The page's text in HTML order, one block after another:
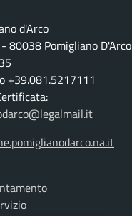
d'Arco
80038 Pomigliano D'Arco
+39.081.5217111